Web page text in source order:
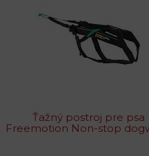
Ťažný postroj pre psa
Freemotion Non-stop